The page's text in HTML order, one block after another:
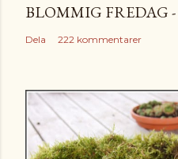
BLOMMIG FREDAG
Dela 222 kommentarer